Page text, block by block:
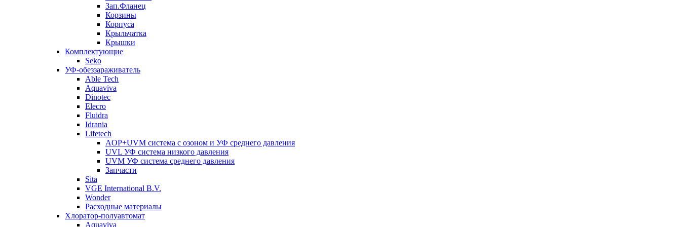
Зап.Фланец
Корзины
Корпуcа
Крыльчатка
Крышки
Комплектующие
Seko
УФ-обеззараживатель
Able Tech
Aquaviva
Dinotec
Elecro
Fluidra
Idrania
Lifetech
AOP+UVM система с озоном и УФ среднего давления
UVL УФ система низкого давления
UVM УФ система среднего давления
Запчасти
Sita
VGE International B.V.
Wonder
Расходные материалы
Хлоратор-полуавтомат
Aquaviva